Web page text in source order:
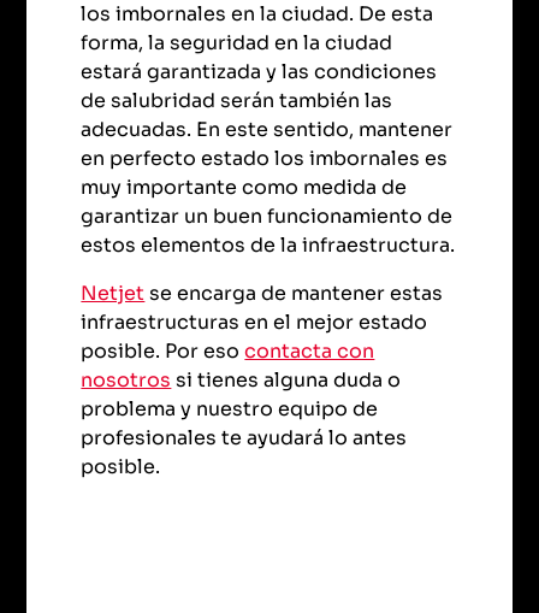
los imbornales en la ciudad. De esta
forma, la seguridad en la ciudad
estará garantizada y las condiciones
de salubridad serán también las
adecuadas. En este sentido, mantener
en perfecto estado los imbornales es
muy importante como medida de
garantizar un buen funcionamiento de
estos elementos de la infraestructura.
Netjetse encarga de mantener estas
infraestructuras en el mejor estado
posible. Por esocontacta con
nosotros si tienes alguna duda o
problema y nuestro equipo de
profesionales te ayudará lo antes
posible.